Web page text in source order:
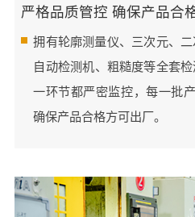
严格品质管控 确保产品合
拥有轮廓测量仪、三次元、
自动检测机、粗糙度等全套
一环节都严密监控，每一批
确保产品合格方可出厂。